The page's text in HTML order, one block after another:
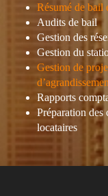
Résumé de bail
Audits de bail
Gestion des
Gestion du
Gestion de
Rapports
Préparation des
locataires